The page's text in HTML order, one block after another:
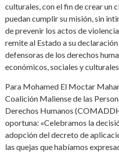
culturales, con el fin de crear un
puedan cumplir su misión, sin
de prevenir los actos de
remite al Estado a su
defensoras de los derechos
económicos, sociales y
Para Mohamed El Moctar
Coalición Maliense de las
Derechos Humanos
oportuna: «Celebramos la
adopción del decreto de
las quejas que habíamos